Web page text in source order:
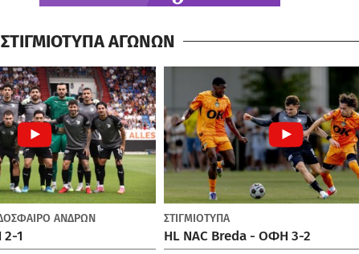
ΑΓΩΝΩΝ
ΑΝΔΡΏΝ
1
ΣΤΙΓΜΙΟΤΥΠΑ
HL NAC Breda - ΟΦΗ 3-2